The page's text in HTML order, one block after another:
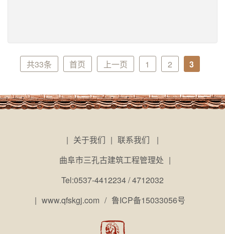
共33条 首页 上一页 1 2 3
| 关于我们 | 联系我们
|
曲阜市三孔古建筑工程管理处 |
Tel:0537-4412234 / 4712032
| www.qfskgj.com / 鲁ICP备15033056号